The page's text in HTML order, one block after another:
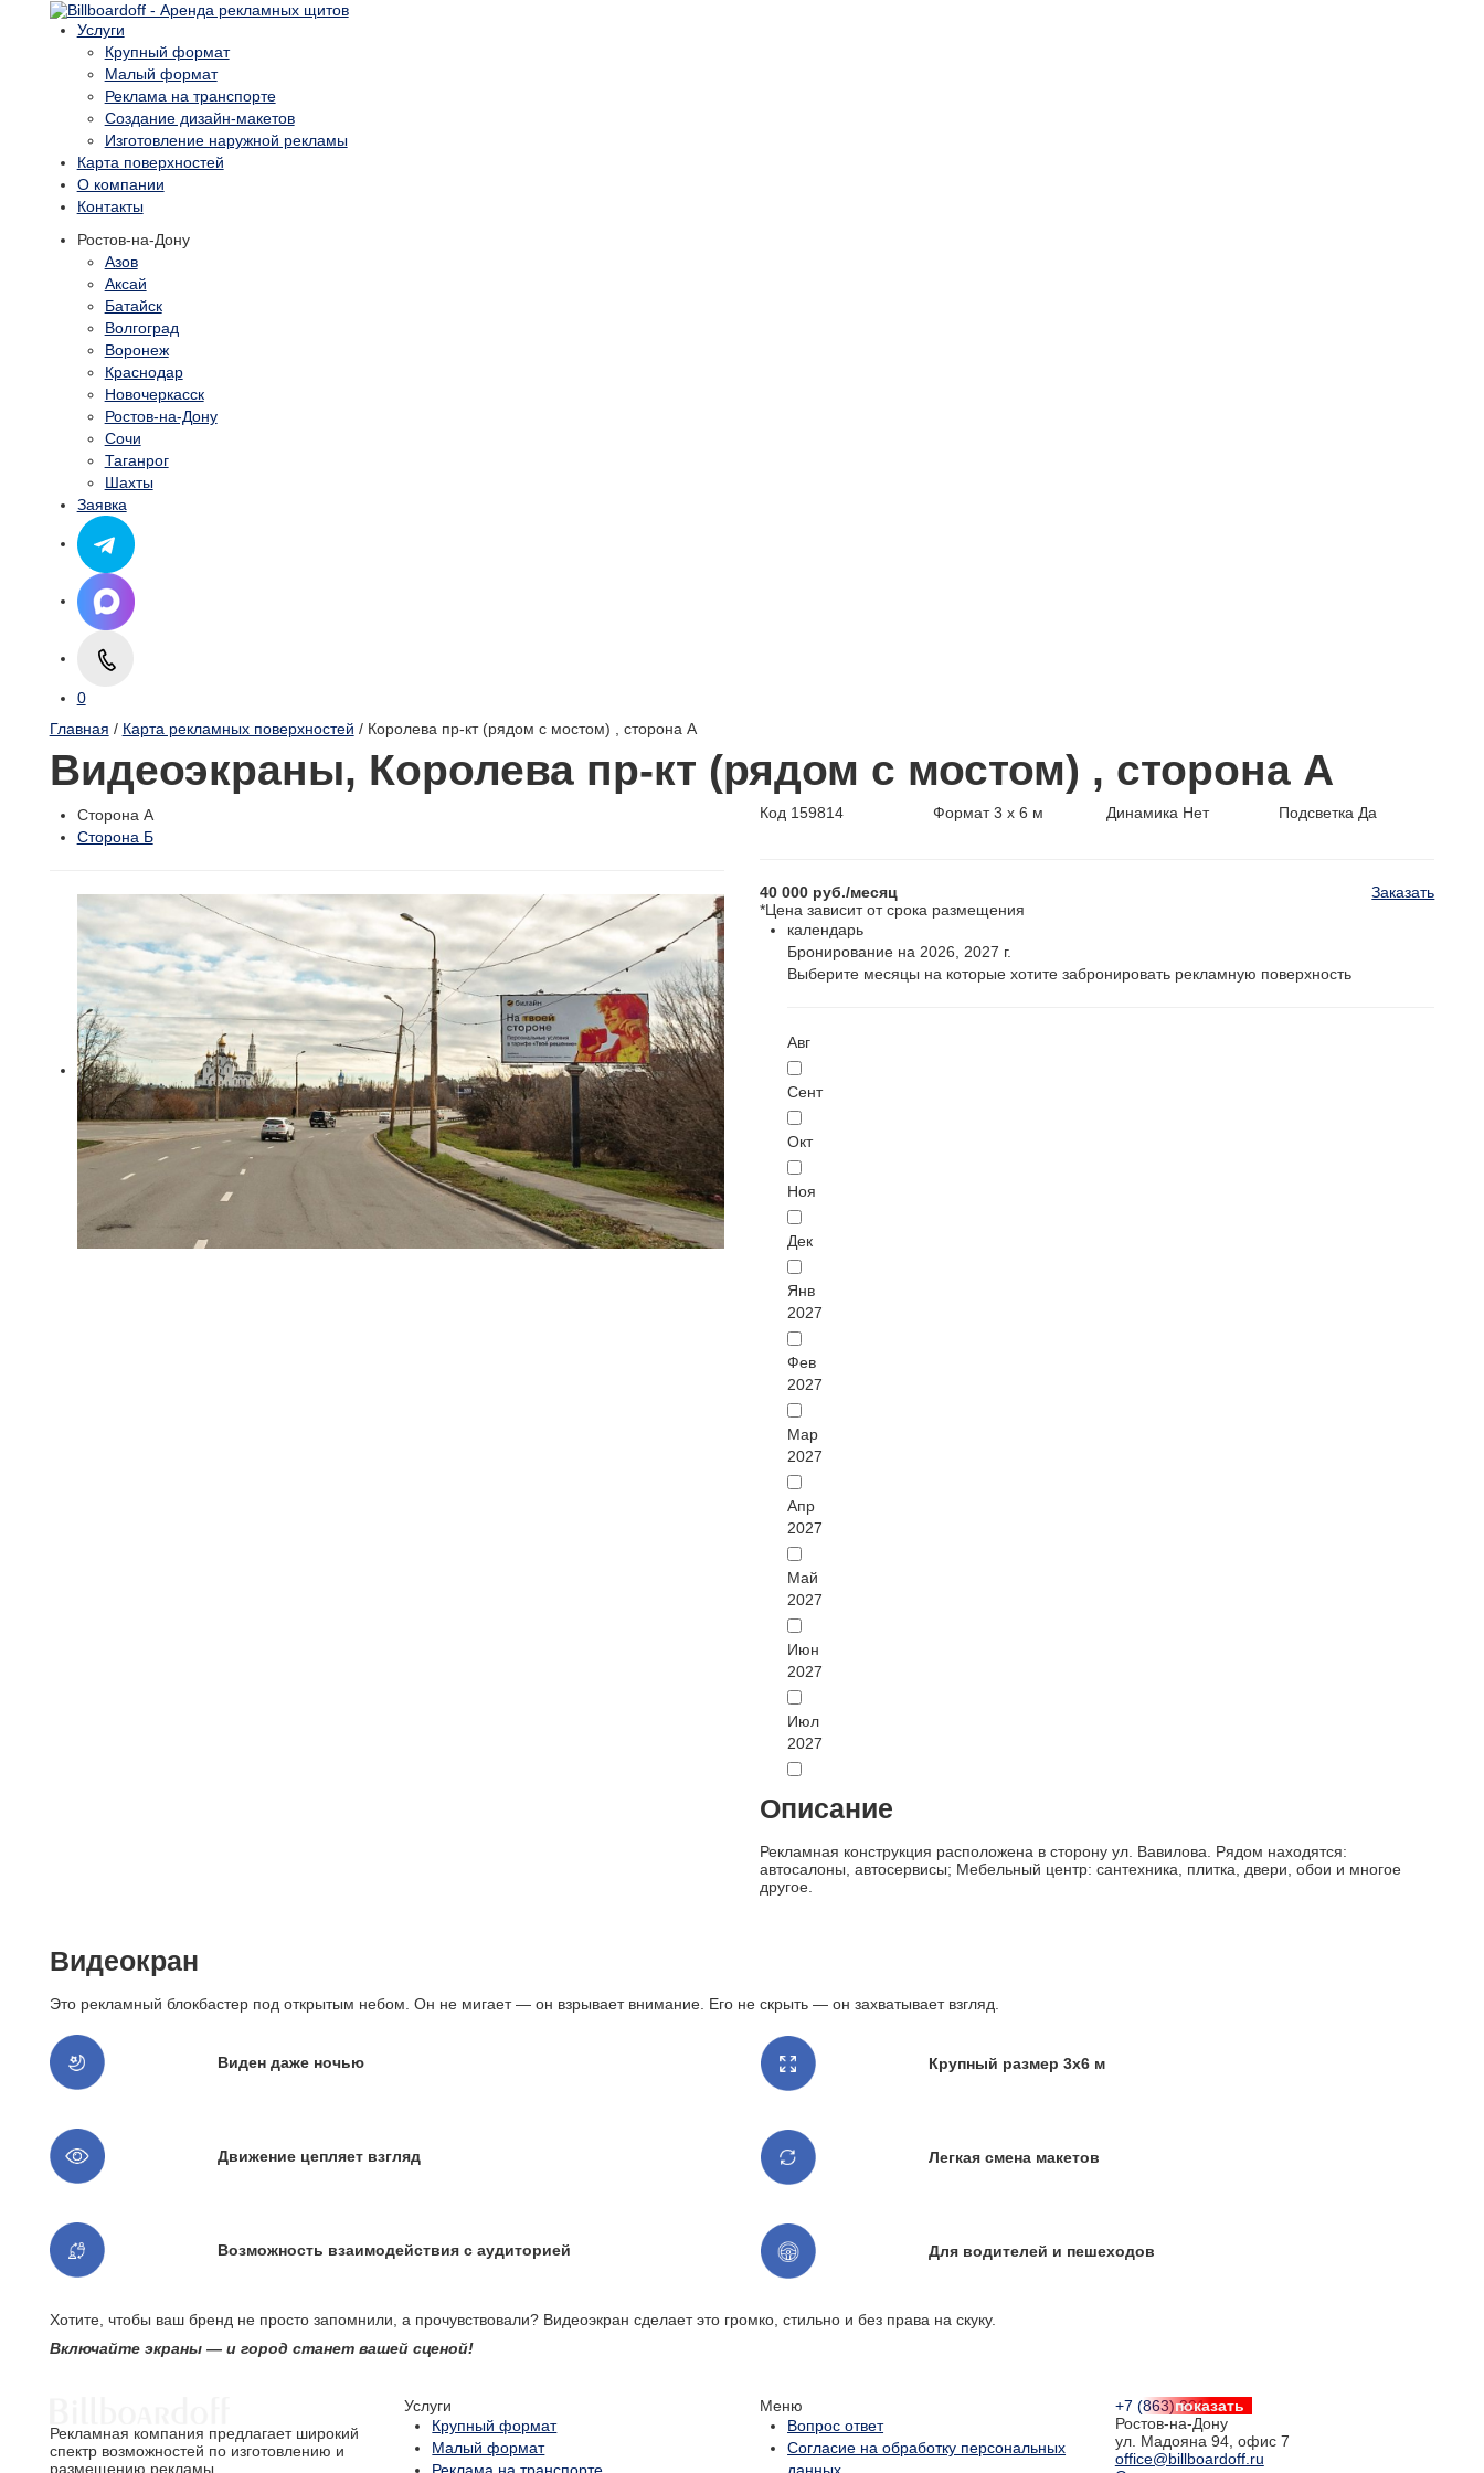
Услуги
Крупный формат
Малый формат
Реклама на транспорте
Создание дизайн-макетов
Изготовление наружной рекламы
Карта поверхностей
О компании
Контакты
Ростов-на-Дону
Азов
Аксай
Батайск
Волгоград
Воронеж
Краснодар
Новочеркасск
Ростов-на-Дону
Сочи
Таганрог
Шахты
Заявка
0
Главная / Карта рекламных поверхностей / Королева пр-кт (рядом с мостом) , cторона А
Видеоэкраны, Королева пр-кт (рядом с мостом) , cторона А
Сторона А
Сторона Б
Код 159814 Формат3 x 6 м Динамика Нет ПодсветкаДа
40 000 руб./месяц
*Цена зависит от срока размещения
Заказать
календарь
Бронирование на 2026, 2027 г.
Выберите месяцы на которые хотите забронировать рекламную поверхность
Авг
Сент
Окт
Ноя
Дек
Янв
2027
Фев
2027
Мар
2027
Апр
2027
Май
2027
Июн
2027
Июл
2027
Описание
Рекламная конструкция расположена в сторону ул. Вавилова. Рядом находятся:
автосалоны, автосервисы; Мебельный центр: сантехника, плитка, двери, обои и многое
другое.
Видеокран
Это рекламный блокбастер под открытым небом. Он не мигает — он взрывает внимание. Его не скрыть — он захватывает взгляд.
Виден даже ночью Крупный размер 3x6 м
Движение цепляет взгляд Легкая смена макетов
Возможность взаимодействия с аудиторией Для водителей и пешеходов
Хотите, чтобы ваш бренд не просто запомнили, а прочувствовали? Видеоэкран сделает это громко, стильно и без права на скуку.
Включайте экраны — и город станет вашей сценой!
Рекламная компания предлагает широкий
спектр возможностей по изготовлению и
размещению рекламы
Услуги
Крупный формат
Малый формат
Меню
Вопрос ответ
Согласие на обработку персональных
+7 (863) 301-44-77
показать
Ростов-на-Дону
ул. Мадояна 94, офис 7
office@billboardoff.ru